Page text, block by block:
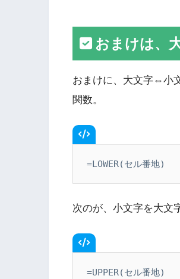
おまけは、
おまけに、大文字⇔小
関数。
=LOWER(セル番地)
次のが、小文字を大文
=UPPER(セル番地)